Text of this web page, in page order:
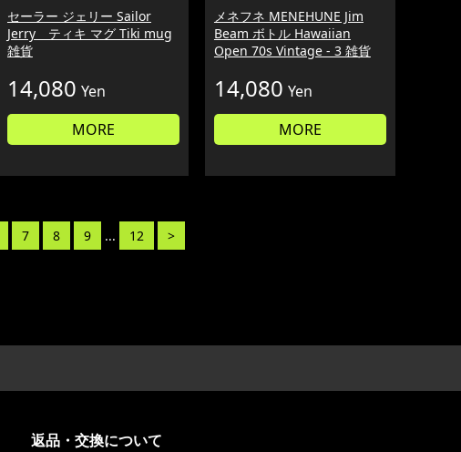
セーラー ジェリー Sailor
Jerry ティキ マグ Tiki mug
雑貨
14,080 Yen
MORE
メネフネ MENEHUNE Jim
Beam ボトル Hawaiian
Open 70s Vintage - 3 雑貨
14,080 Yen
MORE
7 8 9 ... 12 >
返品・交換について